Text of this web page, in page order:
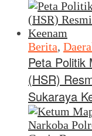
Berita,
Peta Politik
(HSR)
Sukaraya